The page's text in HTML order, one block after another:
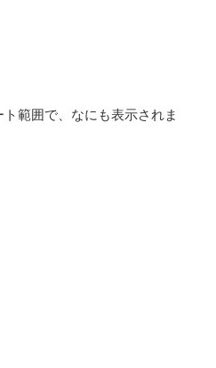
範囲で、なにも表示されま